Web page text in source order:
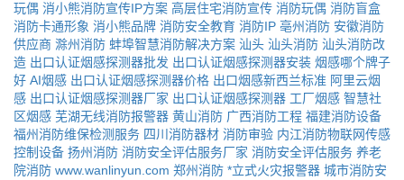
玩偶 消小熊消防宣传IP方案 高层住宅消防宣传 消防玩偶 消防盲盒
消防卡通形象 消小熊品牌 消防安全教育 消防IP 亳州消防 安徽消防
供应商 滁州消防 蚌埠智慧消防解决方案 汕头 汕头消防 汕头消防改
造 出口认证烟感探测器批发 出口认证烟感探测器安装 烟感哪个牌子
好 AI烟感 出口认证烟感探测器价格 出口烟感新西兰标准 阿里云烟
感 出口认证烟感探测器厂家 出口认证烟感探测器 工厂烟感 智慧社
区烟感 芜湖无线消防报警器 黄山消防 广西消防工程 福建消防设备
福州消防维保检测服务 四川消防器材 消防审验 内江消防物联网传感
控制设备 扬州消防 消防安全评估服务厂家 消防安全评估服务 养老
院消防 www.wanlinyun.com 郑州消防 *立式火灾报警器 城市消防安